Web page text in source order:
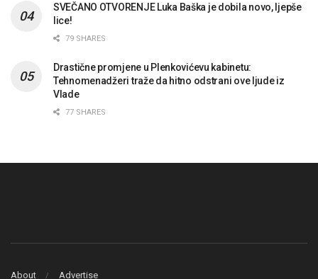
SVEČANO OTVORENJE Luka Baška je dobila novo, ljepše
lice!
79 SHARES
Drastične promjene u Plenkovićevu kabinetu:
Tehnomenadžeri traže da hitno odstrani ove ljude iz
Vlade
77 SHARES
About Advertise